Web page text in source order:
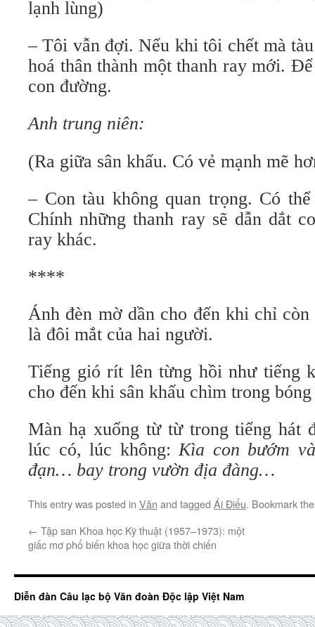
lạnh lùng)
– Tôi vẫn đợi. Nếu khi tôi chết mà
hoá thân thành một thanh ray mới.
con đường.
Anh trung niên:
(Ra giữa sân khấu. Có vẻ mạnh mẽ
– Con tàu không quan trọng. Có
Chính những thanh ray sẽ dẫn dắt
ray khác.
****
Ánh đèn mờ dần cho đến khi chỉ còn
là đôi mắt của hai người.
Tiếng gió rít lên từng hồi như tiếng
cho đến khi sân khấu chìm trong
Màn hạ xuống từ từ trong tiếng hát
lúc có, lúc không:Kìa con bướm
đạn… bay trong vườn địa đàng…
This entry was posted in Văn and tagged Ái Điểu. Bookmark
← Tập san Khoa học Kỹ thuật (1957–1973): một
giấc mơ phổ biến khoa học giữa thời chiến
Diễn đàn Câu lạc bộ Văn đoàn Độc lập Việt Nam